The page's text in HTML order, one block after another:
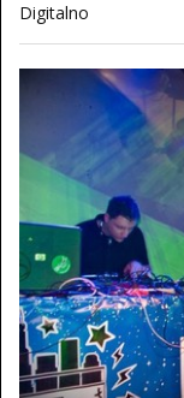
Digitalno